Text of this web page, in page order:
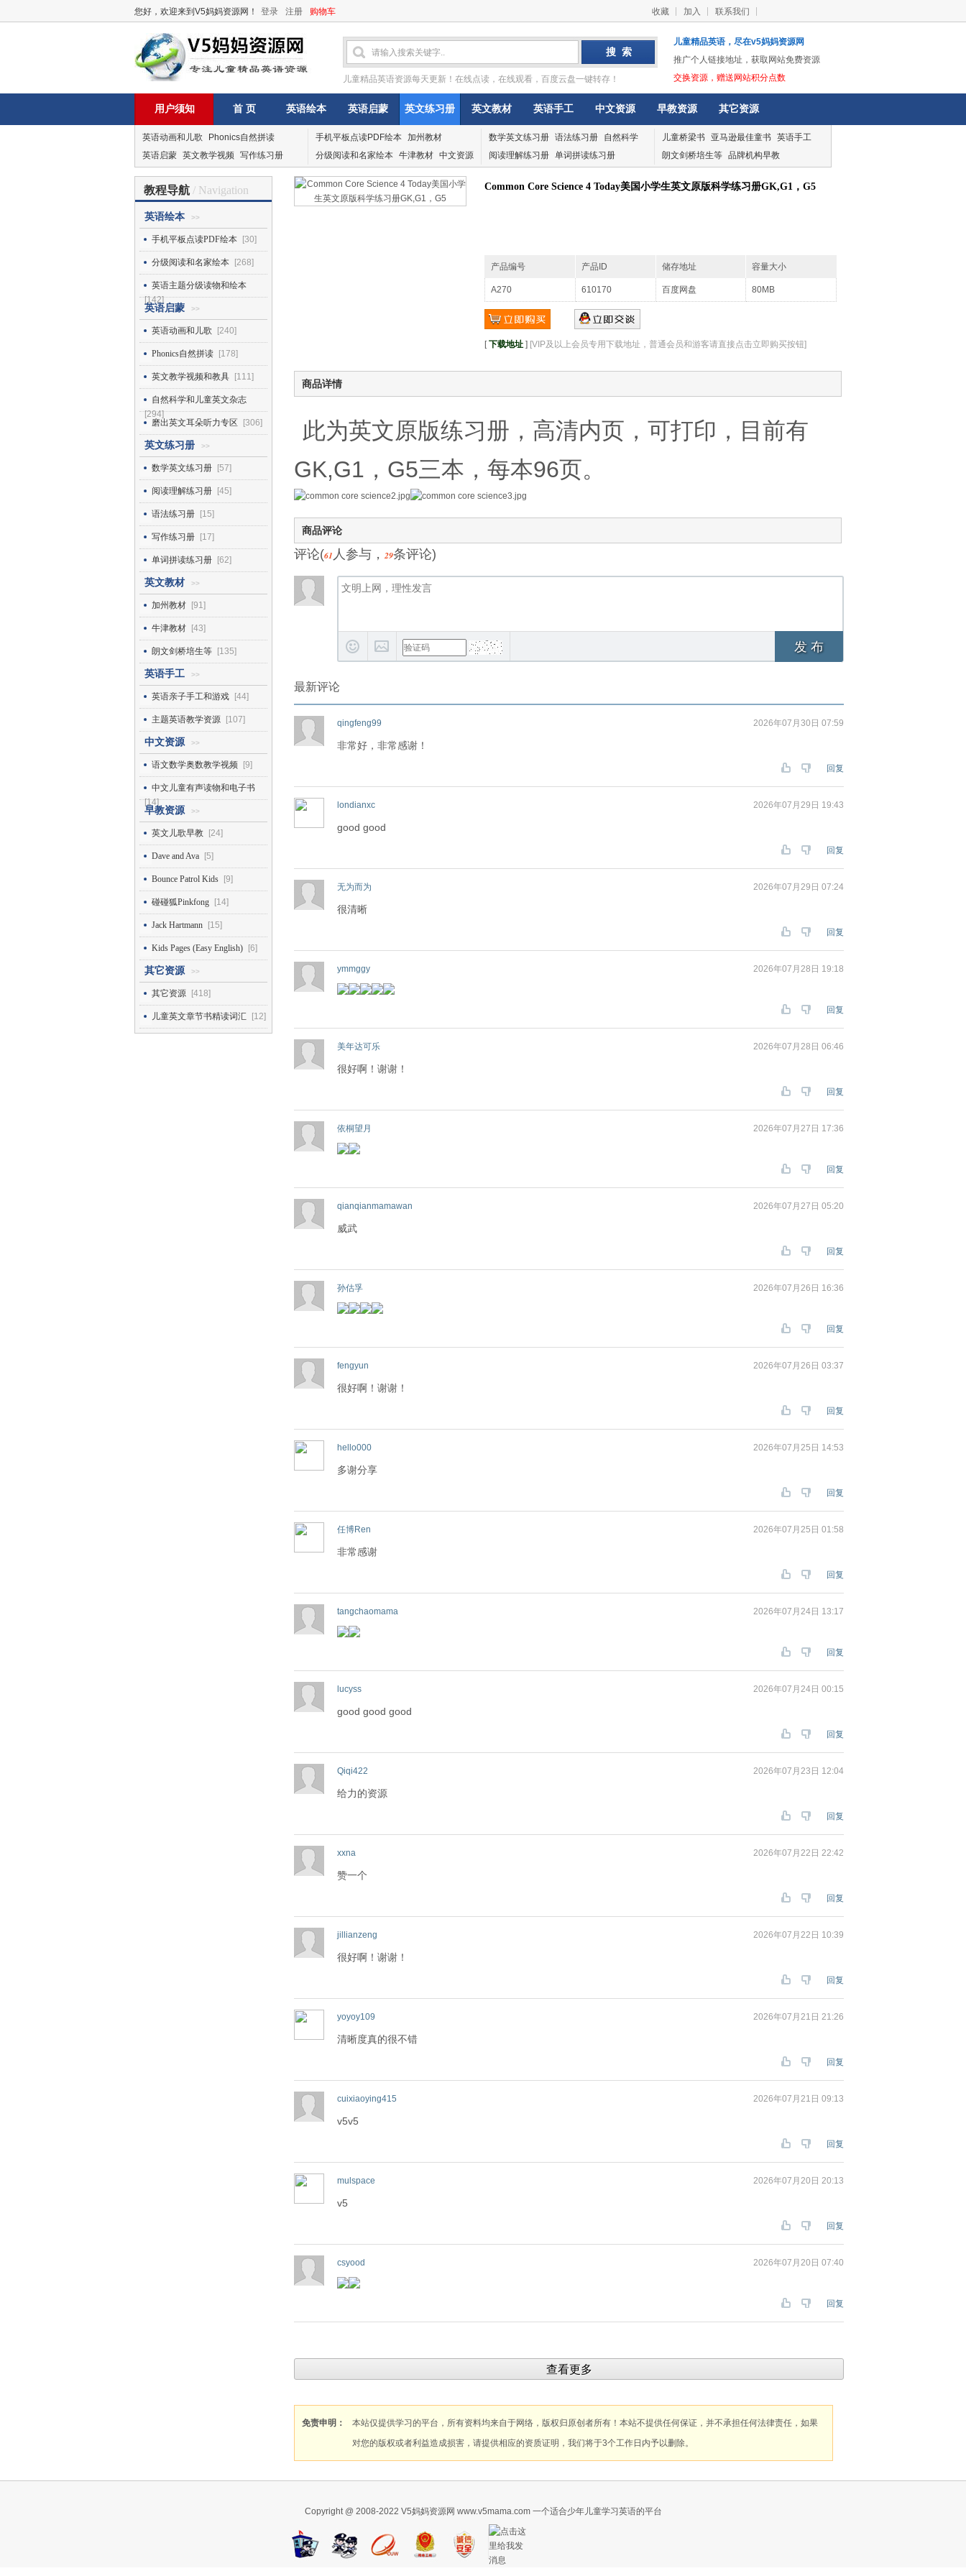
您好，欢迎来到V5妈妈资源网！ 登录 注册 购物车 收藏 加入 联系我们
儿童精品英语资源每天更新！在线点读，在线观看，百度云盘一键转存！
儿童精品英语，尽在v5妈妈资源网
推广个人链接地址，获取网站免费资源
交换资源，赠送网站积分点数
用户须知 首 页 英语绘本 英语启蒙 英文练习册 英文教材 英语手工 中文资源 早教资源 其它资源
英语动画和儿歌
Phonics自然拼读
英语启蒙 英文教学视频 写作练习册
手机平板点读PDF绘本 加州教材
分级阅读和名家绘本 牛津教材 中文资源
数学英文练习册 语法练习册
自然科学
阅读理解练习册 单词拼读练习册
儿童桥梁书 亚马逊最佳童书 英语手工
朗文剑桥培生等 品牌机构早教
教程导航 / Navigation
英语绘本 >>
手机平板点读PDF绘本 [30]
分级阅读和名家绘本 [268]
英语主题分级读物和绘本
[142]
英语启蒙 >>
英语动画和儿歌 [240]
Phonics自然拼读 [178]
英文教学视频和教具 [111]
自然科学和儿童英文杂志
[294]
磨出英文耳朵听力专区
[306]
英文练习册 >>
数学英文练习册 [57]
阅读理解练习册 [45]
语法练习册 [15]
写作练习册 [17]
单词拼读练习册 [62]
英文教材 >>
加州教材 [91]
牛津教材 [43]
朗文剑桥培生等 [135]
英语手工 >>
英语亲子手工和游戏 [44]
主题英语教学资源 [107]
中文资源 >>
语文数学奥数教学视频 [9]
中文儿童有声读物和电子书
[14]
早教资源 >>
英文儿歌早教 [24]
Dave and Ava [5]
Bounce Patrol Kids [9]
碰碰狐Pinkfong [14]
Jack Hartmann [15]
Kids Pages (Easy English) [6]
其它资源 >>
其它资源 [418]
儿童英文章节书精读词汇 [12]
Common Core Science 4 Today美国小学生英文原版科学练习册GK,G1，G5
产品编号 产品ID 储存地址 容量大小
A270 610170 百度网盘 80MB
[下载地址 ] [VIP及以上会员专用下载地址，普通会员和游客请直接点击立即购买按钮]
商品详情
此为英文原版练习册，高清内页，可打印，目前有
GK,G1，G5三本，每本96页。
商品评论
评论(61 人参与，29条评论)
发 布
最新评论
qingfeng99 2026年07月30日 07:59
非常好，非常感谢！
回复
londianxc 2026年07月29日 19:43
good good
回复
无为而为 2026年07月29日 07:24
很清晰
回复
ymmggy 2026年07月28日 19:18
回复
美年达可乐 2026年07月28日 06:46
很好啊！谢谢！
回复
依桐望月 2026年07月27日 17:36
回复
qianqianmamawan 2026年07月27日 05:20
威武
回复
孙估孚 2026年07月26日 16:36
回复
fengyun 2026年07月26日 03:37
很好啊！谢谢！
回复
hello000 2026年07月25日 14:53
多谢分享
回复
任博Ren 2026年07月25日 01:58
非常感谢
回复
tangchaomama 2026年07月24日 13:17
回复
lucyss 2026年07月24日 00:15
good good good
回复
Qiqi422 2026年07月23日 12:04
给力的资源
回复
xxna 2026年07月22日 22:42
赞一个
回复
jillianzeng 2026年07月22日 10:39
很好啊！谢谢！
回复
yoyoy109 2026年07月21日 21:26
清晰度真的很不错
回复
cuixiaoying415 2026年07月21日 09:13
v5v5
回复
mulspace 2026年07月20日 20:13
v5
回复
csyood 2026年07月20日 07:40
回复
查看更多
免责申明：
本站仅提供学习的平台，所有资料均来自于网络，版权归原创者所有！本站不提供任何保证，并不承担任何法律责任，如果
对您的版权或者利益造成损害，请提供相应的资质证明，我们将于3个工作日内予以删除。
Copyright @ 2008-2022 V5妈妈资源网 www.v5mama.com 一个适合少年儿童学习英语的平台